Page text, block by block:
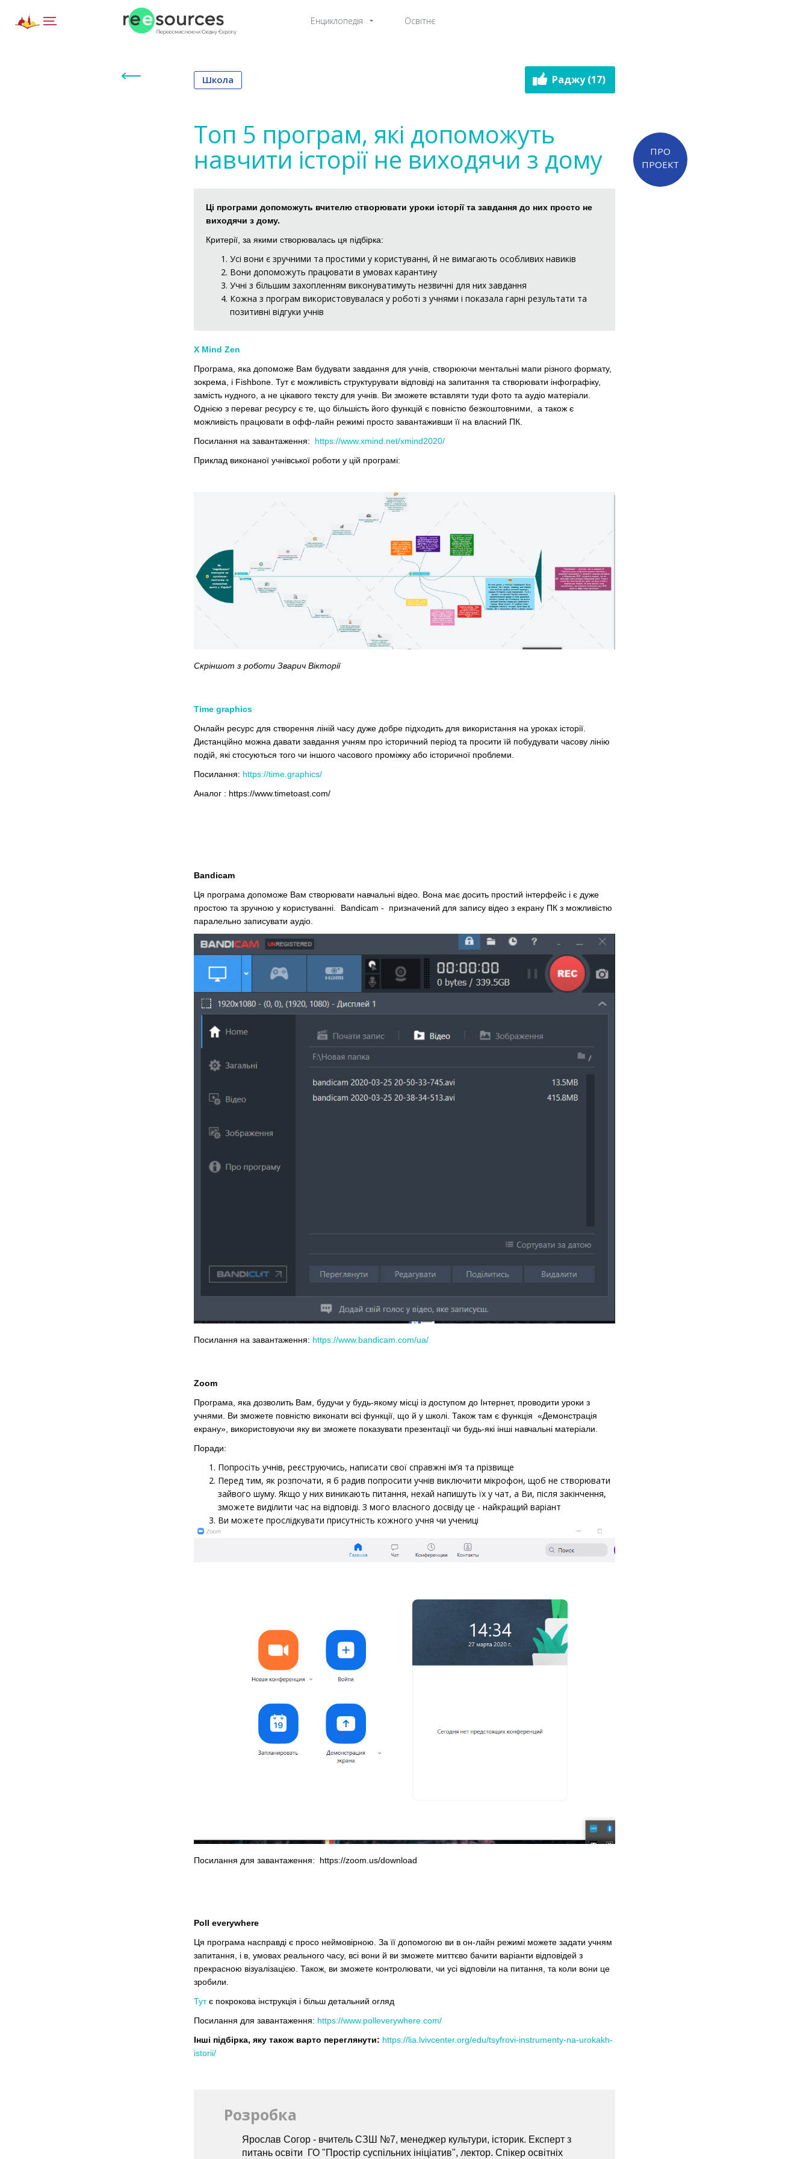
Енциклопедія Освітнє
Школа Раджу (17)
ПРО
ПРОЕКТ
Топ 5 програм, які допоможуть
навчити історії не виходячи з дому
Ці програми допоможуть вчителю створювати уроки історії та завдання до них просто не
виходячи з дому.
Критерії, за якими створювалась ця підбірка:
Усі вони є зручними та простими у користуванні, й не вимагають особливих навиків
Вони допоможуть працювати в умовах карантину
Учні з більшим захопленням виконуватимуть незвичні для них завдання
Кожна з програм використовувалася у роботі з учнями і показала гарні результати та
позитивні відгуки учнів
Х Mind Zen
Програма, яка допоможе Вам будувати завдання для учнів, створюючи ментальні мапи різного формату,
зокрема, і Fishbone. Тут є можливість структурувати відповіді на запитання та створювати інфографіку,
замість нудного, а не цікавого тексту для учнів. Ви зможете вставляти туди фото та аудіо матеріали.
Однією з переваг ресурсу є те, що більшість його функцій є повністю безкоштовними, а також є
можливість працювати в офф-лайн режимі просто завантаживши її на власний ПК.
Посилання на завантаження: https://www.xmind.net/xmind2020/
Приклад виконаної учнівської роботи у цій програмі:
Скріншот з роботи Зварич Вікторії
Time graphics
Онлайн ресурс для створення ліній часу дуже добре підходить для використання на уроках історії.
Дистанційно можна давати завдання учням про історичний період та просити їй побудувати часову лінію
подій, які стосуються того чи іншого часового проміжку або історичної проблеми.
Посилання: https://time.graphics/
Аналог : https://www.timetoast.com/
Bandicam
Ця програма допоможе Вам створювати навчальні відео. Вона має досить простий інтерфейс і є дуже
простою та зручною у користуванні. Bandicam - призначений для запису відео з екрану ПК з можливістю
паралельно записувати аудіо.
Посилання на завантаження: https://www.bandicam.com/ua/
Zoom
Програма, яка дозволить Вам, будучи у будь-якому місці із доступом до Інтернет, проводити уроки з
учнями. Ви зможете повністю виконати всі функції, що й у школі. Також там є функція «Демонстрація
екрану», використовуючи яку ви зможете показувати презентації чи будь-які інші навчальні матеріали.
Поради:
Попросіть учнів, реєструючись, написати свої справжні ім’я та прізвище
Перед тим, як розпочати, я б радив попросити учнів виключити мікрофон, щоб не створювати
зайвого шуму. Якщо у них виникають питання, нехай напишуть їх у чат, а Ви, після закінчення,
зможете виділити час на відповіді. З мого власного досвіду це - найкращий варіант
Ви можете прослідкувати присутність кожного учня чи учениці
Посилання для завантаження: https://zoom.us/download
Poll everywhere
Ця програма насправді є просо неймовірною. За її допомогою ви в он-лайн режимі можете задати учням
запитання, і в, умовах реального часу, всі вони й ви зможете миттєво бачити варіанти відповідей з
прекрасною візуалізацією. Також, ви зможете контролювати, чи усі відповіли на питання, та коли вони це
зробили.
Тутє покрокова інструкція і більш детальний огляд
Посилання для завантаження: https://www.polleverywhere.com/
Інші підбірка, яку також варто переглянути: https://lia.lvivcenter.org/edu/tsyfrovi-instrumenty-na-urokakh-
istorii/
Розробка
Ярослав Согор - вчитель СЗШ №7, менеджер культури, історик. Експерт з
питань освіти ГО "Простір суспільних ініціатив", лектор. Спікер освітніх